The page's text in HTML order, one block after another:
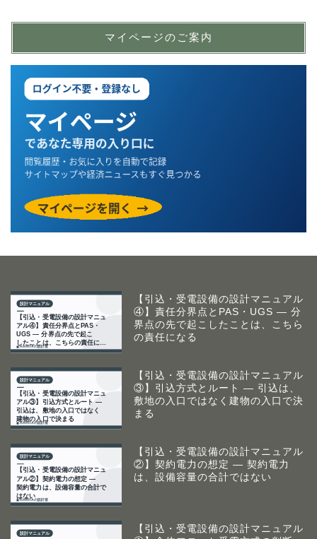
マイページのご案内
【引込・受電設備の設計マニュアル
④】責任分界点とPAS・UGS ― 分
界点の先で起こしたことは、こちら
の責任になる
【引込・受電設備の設計マニュアル
③】引込方式とルート ― 引込は、
敷地の入口ではなく建物の入口で決
まる
【引込・受電設備の設計マニュアル
②】契約電力の想定 ― 契約電力
は、設備容量の合計ではない
【引込・受電設備の設計マニュアル